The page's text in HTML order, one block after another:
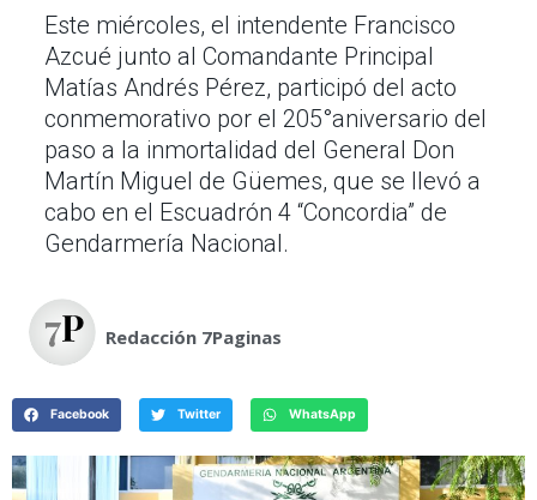
Este miércoles, el intendente Francisco
Azcué junto al Comandante Principal
Matías Andrés Pérez, participó del acto
conmemorativo por el 205°aniversario del
paso a la inmortalidad del General Don
Martín Miguel de Güemes, que se llevó a
cabo en el Escuadrón 4 “Concordia” de
Gendarmería Nacional.
Redacción 7Paginas
Facebook Twitter WhatsApp